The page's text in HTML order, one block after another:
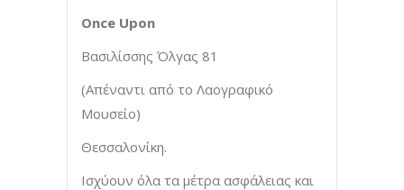
Once Upon
Βασιλίσσης Όλγας 81
(Απέναντι από το Λαογραφικό
Μουσείο)
Θεσσαλονίκη.
Ισχύουν όλα τα μέτρα ασφάλειας και